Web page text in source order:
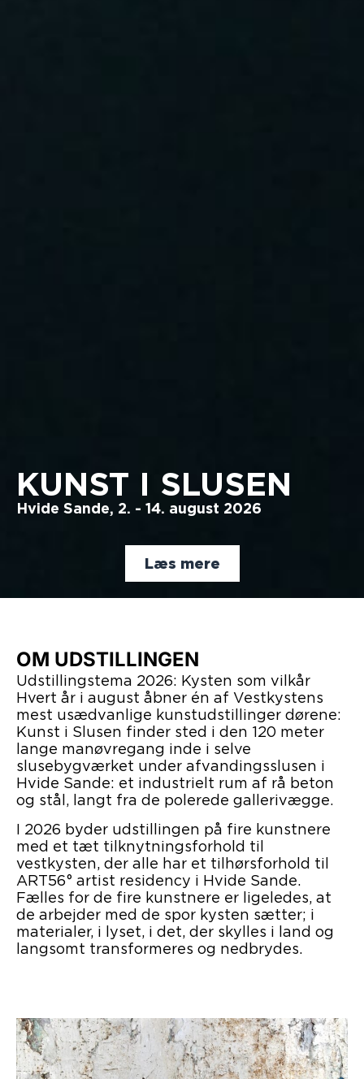
KUNST I SLUSEN
Hvide Sande, 2. - 14. august 2026
Læs mere
OM UDSTILLINGEN
Udstillingstema 2026: Kysten som vilkår
Hvert år i august åbner én af Vestkystens
mest usædvanlige kunstudstillinger dørene:
Kunst i Slusen finder sted i den 120 meter
lange manøvregang inde i selve
slusebygværket under afvandingsslusen i
Hvide Sande: et industrielt rum af rå beton
og stål, langt fra de polerede gallerivægge.
I 2026 byder udstillingen på fire kunstnere
med et tæt tilknytningsforhold til
vestkysten, der alle har et tilhørsforhold til
ART56° artist residency i Hvide Sande.
Fælles for de fire kunstnere er ligeledes, at
de arbejder med de spor kysten sætter; i
materialer, i lyset, i det, der skylles i land og
langsomt transformeres og nedbrydes.